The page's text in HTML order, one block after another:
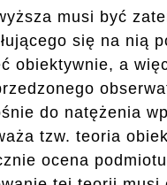
musi być
się na nią
obiektywnie, a
do natężenia
tzw. teoria
ocena